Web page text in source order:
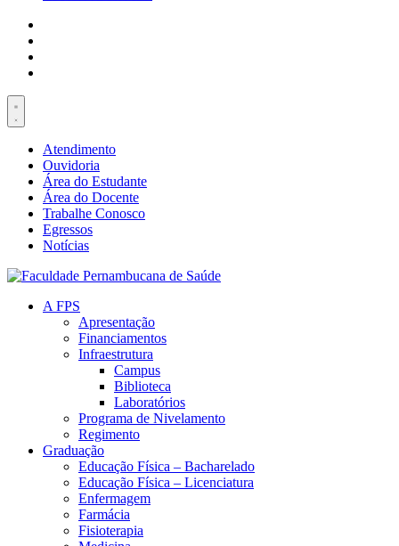
Atendimento
Ouvidoria
Área do Estudante
Área do Docente
Trabalhe Conosco
Egressos
Notícias
A FPS
Apresentação
Financiamentos
Infraestrutura
Campus
Biblioteca
Laboratórios
Programa de Nivelamento
Regimento
Graduação
Educação Física – Bacharelado
Educação Física – Licenciatura
Enfermagem
Farmácia
Fisioterapia